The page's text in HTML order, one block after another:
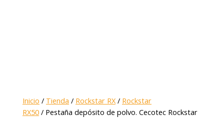
Inicio / Tienda / Rockstar RX/ Rockstar
RX50 / Pestaña depósito de polvo. Cecotec Rockstar